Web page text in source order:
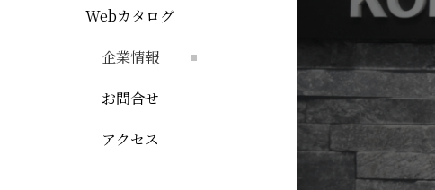
Webカタログ
企業情報
お問合せ
アクセス